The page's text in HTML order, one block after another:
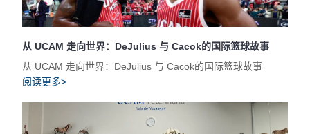
从 UCAM 走向世界：DeJulius 与 Cacok的国际篮球故事
从 UCAM 走向世界：DeJulius 与 Cacok的国际篮球故事
阅读更多>